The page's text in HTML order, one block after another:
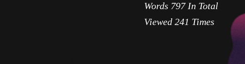
Words 797In Total
Viewed 241 Times